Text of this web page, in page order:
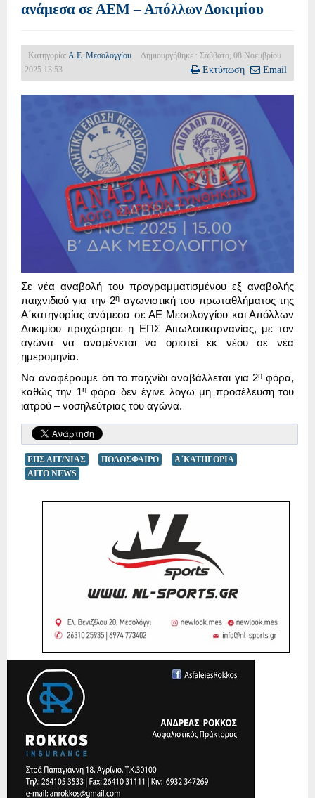
ανάμεσα σε ΑΕΜ – Απόλλων Δοκιμίου
Κατηγορία: Α.Ε. Μεσολογγίου
Δημιουργήθηκε : Σάββατο, 08 Νοεμβρίου
2025 13:53
Εκτύπωση Email
Σε νέα αναβολή του προγραμματισμένου εξ αναβολής
παιχνιδιού για την 2η αγωνιστική του πρωταθλήματος της
Α΄κατηγορίας ανάμεσα σε ΑΕ Μεσολογγίου και Απόλλων
Δοκιμίου προχώρησε η ΕΠΣ Αιτωλοακαρνανίας, με τον
αγώνα να αναμένεται να οριστεί εκ νέου σε νέα
ημερομηνία.
Να αναφέρουμε ότι το παιχνίδι αναβάλλεται για 2ηφόρα,
καθώς την 1ηφόρα δεν έγινε λογω μη προσέλευση του
ιατρού – νοσηλεύτριας του αγώνα.
ΕΠΣ ΑΙΤ/ΝΙΑΣ ΠΟΔΟΣΦΑΙΡΟ
Α΄ΚΑΤΗΓΟΡΙΑ
AITO NEWS